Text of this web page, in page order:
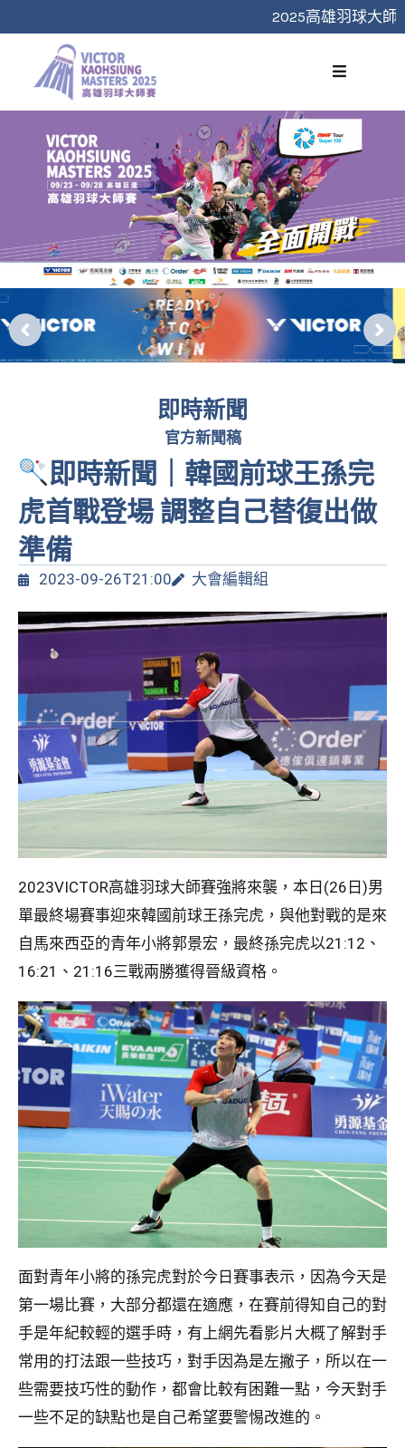
2025高雄羽球大師
即時新聞
官方新聞稿
即時新聞｜韓國前球王孫完
虎首戰登場 調整自己替復出做
準備
2023-09-26T21:00 大會編輯組
2023VICTOR高雄羽球大師賽強將來襲，本日(26日)男
單最終場賽事迎來韓國前球王孫完虎，與他對戰的是來
自馬來西亞的青年小將郭景宏，最終孫完虎以21:12、
16:21、21:16三戰兩勝獲得晉級資格。
面對青年小將的孫完虎對於今日賽事表示，因為今天是
第一場比賽，大部分都還在適應，在賽前得知自己的對
手是年紀較輕的選手時，有上網先看影片大概了解對手
常用的打法跟一些技巧，對手因為是左撇子，所以在一
些需要技巧性的動作，都會比較有困難一點，今天對手
一些不足的缺點也是自己希望要警惕改進的。